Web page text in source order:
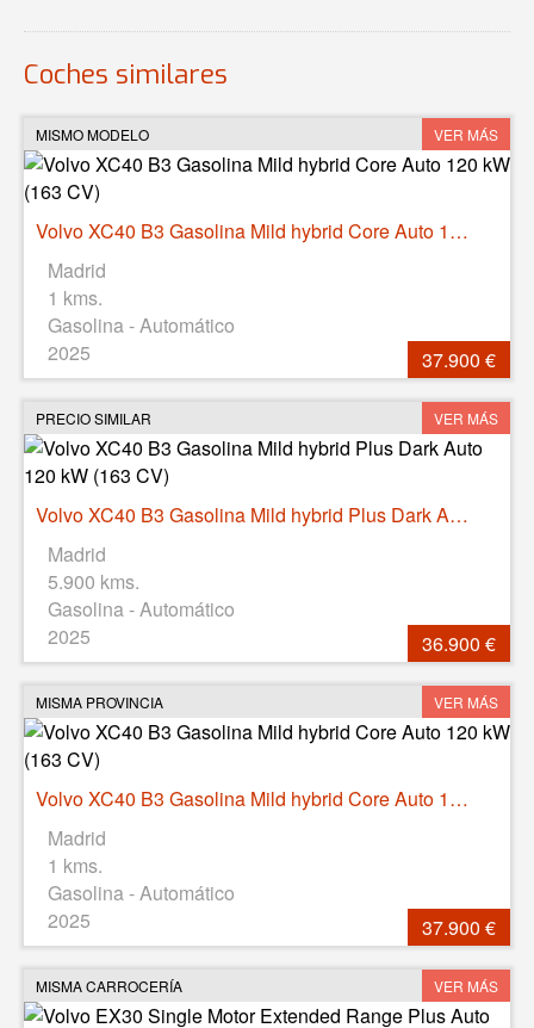
Coches similares
MISMO MODELO VER MÁS
Volvo XC40 B3 Gasolina Mild hybrid Core Auto 120 kW (163 CV)
Madrid
1 kms.
Gasolina - Automático
2025
37.900 €
PRECIO SIMILAR VER MÁS
Volvo XC40 B3 Gasolina Mild hybrid Plus Dark Auto 120 kW (163 CV)
Madrid
5.900 kms.
Gasolina - Automático
2025
36.900 €
MISMA PROVINCIA VER MÁS
Volvo XC40 B3 Gasolina Mild hybrid Core Auto 120 kW (163 CV)
Madrid
1 kms.
Gasolina - Automático
2025
37.900 €
MISMA CARROCERÍA VER MÁS